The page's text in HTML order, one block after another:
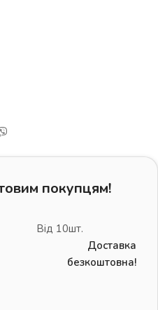
покупцям!
Від 10шт.
Доставка
безкоштовна!